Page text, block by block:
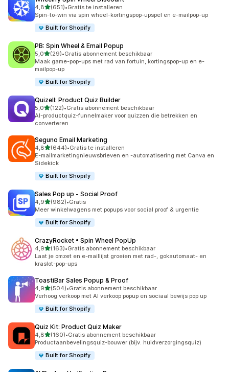
4,8van 5 sterren
(651)
651 recensies in totaal
•Gratis te installeren
Spin-to-win via spin wheel-kortingspop-upspel en e-mailpop-up
Built for Shopify
PB: Spin Wheel & Email Popup
5,0van 5 sterren
(29)
29 recensies in totaal
•Gratis abonnement beschikbaar
Maak game-pop-ups met rad van fortuin, kortingspop-up en e-
mailpop-up
Built for Shopify
Quizell: Product Quiz Builder
5,0van 5 sterren
(122)
122 recensies in totaal
•Gratis abonnement beschikbaar
AI-productquiz-funnelmaker voor quizzen die betrekken en
converteren
Seguno Email Marketing
4,8van 5 sterren
(644)
644 recensies in totaal
•Gratis te installeren
E-mailmarketingnieuwsbrieven en -automatisering met Canva en
Sidekick
Built for Shopify
Sales Pop up ‑ Social Proof
4,9van 5 sterren
(982)
982 recensies in totaal
•Gratis
Meer winkelwagens met popups voor social proof & urgentie
Built for Shopify
CrazyRocket • Spin Wheel PopUp
4,9van 5 sterren
(163)
163 recensies in totaal
•Gratis abonnement beschikbaar
Laat je omzet en e-maillijst groeien met rad-, gokautomaat- en
kraslot-pop-ups
ToastiBar Sales Popup & Proof
4,9van 5 sterren
(504)
504 recensies in totaal
•Gratis abonnement beschikbaar
Verhoog verkoop met AI verkoop popup en sociaal bewijs pop up
Built for Shopify
Quiz Kit: Product Quiz Maker
4,8van 5 sterren
(160)
160 recensies in totaal
•Gratis abonnement beschikbaar
Productaanbevelingsquiz-bouwer (bijv. huidverzorgingsquiz)
Built for Shopify